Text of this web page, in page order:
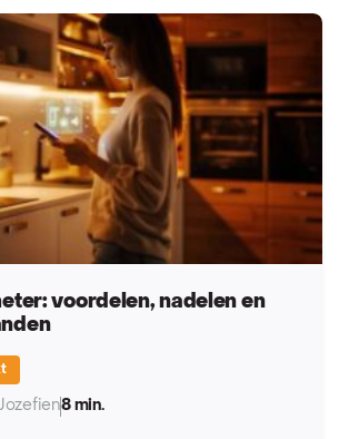
voordelen, nadelen en
8 min.